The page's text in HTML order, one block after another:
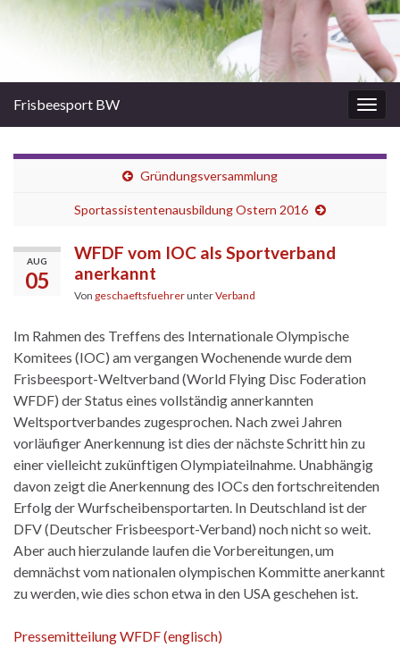
Frisbeesport BW
Gründungsversammlung
Sportassistentenausbildung Ostern 2016
AUG
05
WFDF vom IOC als Sportverband
anerkannt
Von geschaeftsfuehrerunterVerband
Im Rahmen des Treffens des Internationale Olympische
Komitees (IOC) am vergangen Wochenende wurde dem
Frisbeesport-Weltverband (World Flying Disc Foderation
WFDF) der Status eines vollständig annerkannten
Weltsportverbandes zugesprochen. Nach zwei Jahren
vorläufiger Anerkennung ist dies der nächste Schritt hin zu
einer vielleicht zukünftigen Olympiateilnahme. Unabhängig
davon zeigt die Anerkennung des IOCs den fortschreitenden
Erfolg der Wurfscheibensportarten. In Deutschland ist der
DFV (Deutscher Frisbeesport-Verband) noch nicht so weit.
Aber auch hierzulande laufen die Vorbereitungen, um
demnächst vom nationalen olympischen Kommitte anerkannt
zu werden, wie dies schon etwa in den USA geschehen ist.
Pressemitteilung WFDF (englisch)